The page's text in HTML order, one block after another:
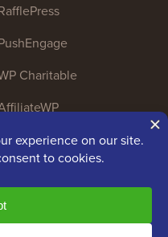
Charitable
LLC. Tous droits
marque déposée.